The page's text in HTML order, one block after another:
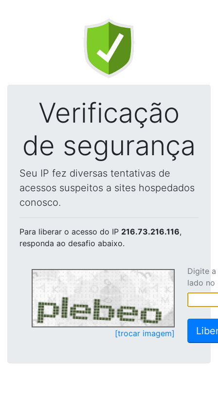
Verificação
de segurança
Seu IP fez diversas tentativas de
acessos suspeitos a sites hospedados
conosco.
Para liberar o acesso do IP 216.73.216.116,
responda ao desafio abaixo.
[trocar imagem]
Digite
lado no